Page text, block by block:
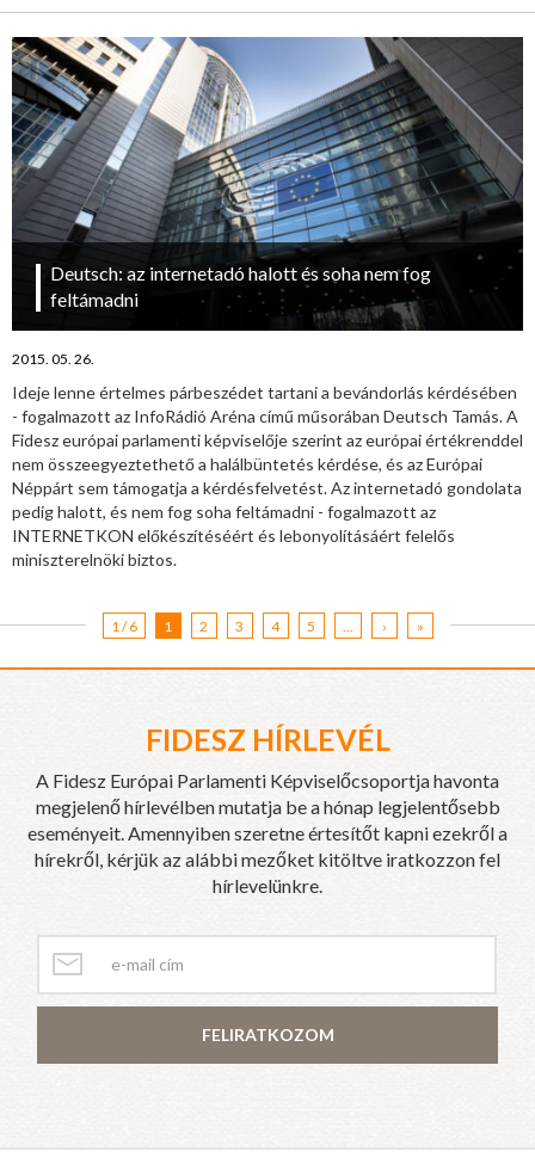
Deutsch: az internetadó halott és soha nem fog
feltámadni
2015. 05. 26.
Ideje lenne értelmes párbeszédet tartani a bevándorlás kérdésében
- fogalmazott az InfoRádió Aréna című műsorában Deutsch Tamás. A
Fidesz európai parlamenti képviselője szerint az európai értékrenddel
nem összeegyeztethető a halálbüntetés kérdése, és az Európai
Néppárt sem támogatja a kérdésfelvetést. Az internetadó gondolata
pedig halott, és nem fog soha feltámadni - fogalmazott az
INTERNETKON előkészítéséért és lebonyolításáért felelős
miniszterelnöki biztos.
1 / 6 1 2 3 4 5 › »
FIDESZ HÍRLEVÉL
A Fidesz Európai Parlamenti Képviselőcsoportja havonta
megjelenő hírlevélben mutatja be a hónap legjelentősebb
eseményeit. Amennyiben szeretne értesítőt kapni ezekről a
hírekről, kérjük az alábbi mezőket kitöltve iratkozzon fel
hírlevelünkre.
FELIRATKOZOM